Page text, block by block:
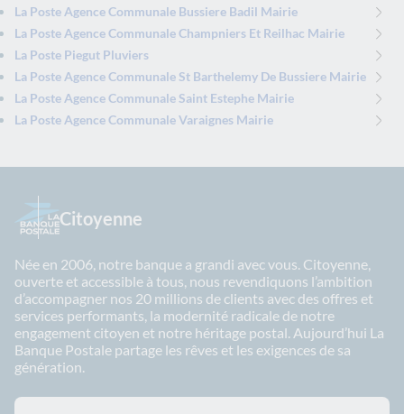
La Poste Agence Communale Bussiere Badil Mairie
La Poste Agence Communale Champniers Et Reilhac Mairie
La Poste Piegut Pluviers
La Poste Agence Communale St Barthelemy De Bussiere Mairie
La Poste Agence Communale Saint Estephe Mairie
La Poste Agence Communale Varaignes Mairie
Citoyenne
Née en 2006, notre banque a grandi avec vous. Citoyenne,
ouverte et accessible à tous, nous revendiquons l’ambition
d’accompagner nos 20 millions de clients avec des offres et
services performants, la modernité radicale de notre
engagement citoyen et notre héritage postal. Aujourd’hui La
Banque Postale partage les rêves et les exigences de sa
génération.